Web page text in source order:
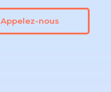
Appelez-nous